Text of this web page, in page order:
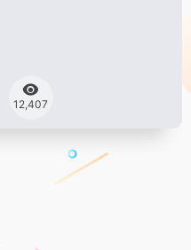
12,407